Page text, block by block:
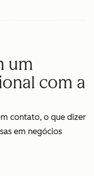
um
com a
contato, o que dizer
em negócios